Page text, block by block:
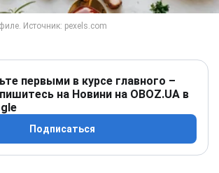
первыми в курсе главного –
на Новини на OBOZ.UA в
Подписаться